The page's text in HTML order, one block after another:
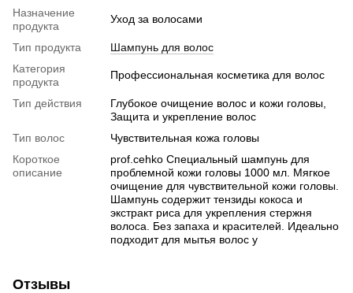
Назначение
продукта
Уход за волосами
Тип продукта
Шампунь для волос
Категория
продукта
Профессиональная косметика для волос
Тип действия
Глубокое очищение волос и кожи головы,
Защита и укрепление волос
Тип волос
Чувствительная кожа головы
Короткое
описание
prof.cehko Специальный шампунь для
проблемной кожи головы 1000 мл. Мягкое
очищение для чувствительной кожи головы.
Шампунь содержит тензиды кокоса и
экстракт риса для укрепления стержня
волоса. Без запаха и красителей. Идеально
подходит для мытья волос у
Отзывы